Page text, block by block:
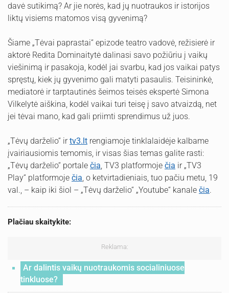
davė sutikimą? Ar jie norės, kad jų nuotraukos ir istorijos
liktų visiems matomos visą gyvenimą?
Šiame „Tėvai paprastai“ epizode teatro vadovė, režisierė ir
aktorė Redita Dominaitytė dalinasi savo požiūriu į vaikų
viešinimą ir pasakoja, kodėl jai svarbu, kad jos vaikai patys
spręstų, kiek jų gyvenimo gali matyti pasaulis. Teisininkė,
mediatorė ir tarptautinės šeimos teisės ekspertė Simona
Vilkelytė aiškina, kodėl vaikai turi teisę į savo atvaizdą, net
jei tėvai mano, kad gali priimti sprendimus už juos.
„Tėvų darželio“ irtv3.lt rengiamoje tinklalaidėje kalbame
įvairiausiomis temomis, ir visas šias temas galite rasti:
„Tėvų darželio“ portale čia , TV3 platformoje čia ir „TV3
Play“ platformoje čia , o ketvirtadieniais, tuo pačiu metu, 19
val., – kaip iki šiol – „Tėvų darželio“ „Youtube“ kanale čia.
Plačiau skaitykite:
Reklama:
Ar dalintis vaikų nuotraukomis socialiniuose
tinkluose?